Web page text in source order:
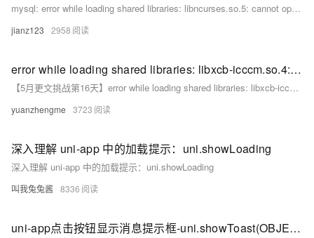
mysql: error while loading shared libraries: libncurses.so.5: cannot open shared object file
jianz123 2958
error while loading shared libraries: libxcb-icccm.so.4: cannot open shared object file: No such file or directory 问题如何处理
【5月更文挑战第16天】error while loading shared libraries: libxcb-icccm.so.4: cannot open shared object file: No such file or directory 问题如何处理
yuanzhengme 3723
深入理解 uni-app 中的加载提示：uni.showLoading
深入理解 uni-app 中的加载提示：uni.showLoading
叫我兔兔酱 8336
uni-app点击按钮显示消息提示框-uni.showToast(OBJECT)